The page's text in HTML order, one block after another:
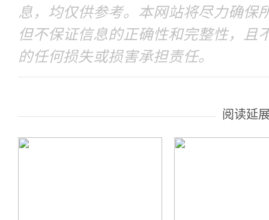
息，均仅供参考。本网站将尽力确保
但不保证信息的正确性和完整性，且
的任何损失或损害承担责任。
阅读延